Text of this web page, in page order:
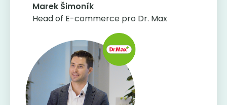
Marek Šimoník
Head of E-commerce pro Dr. Max